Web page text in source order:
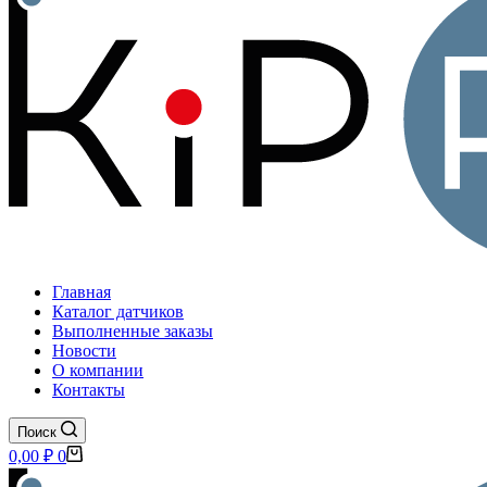
Главная
Каталог датчиков
Выполненные заказы
Новости
О компании
Контакты
Поиск
Корзина
0,00 ₽ 0